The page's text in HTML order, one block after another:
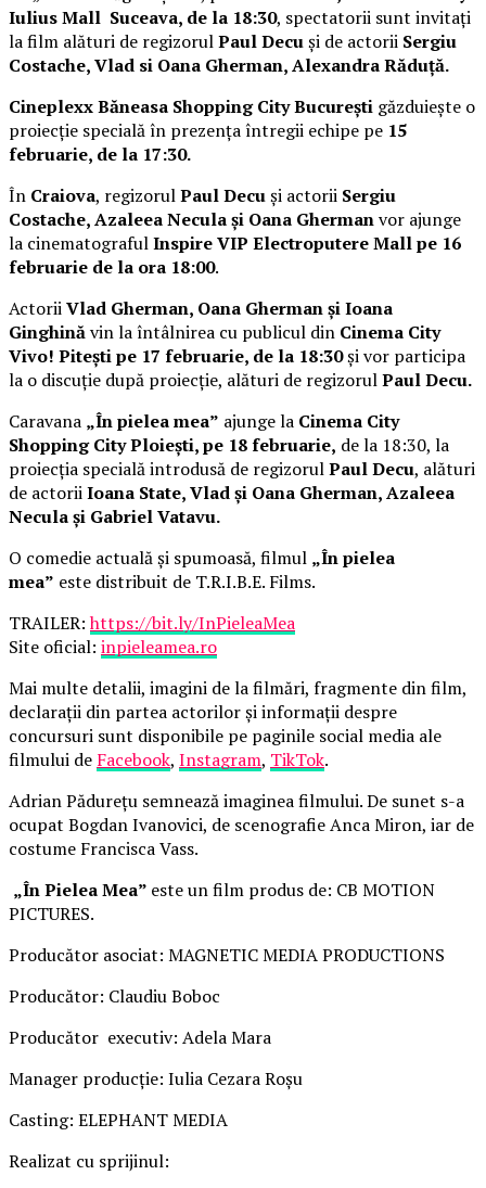
Iulius Mall Suceava, de la 18:30, spectatorii sunt invitați
la film alături de regizorulPaul Decuși de actorii Sergiu
Costache, Vlad si Oana Gherman, Alexandra Răduță.
Cineplexx Băneasa Shopping City București găzduiește o
proiecție specială în prezența întregii echipe pe 15
februarie, de la 17:30.
În Craiova, regizorulPaul Decuși actorii Sergiu
Costache, Azaleea Necula și Oana Ghermanvor ajunge
la cinematografulInspire VIP Electroputere Mall pe 16
februarie de la ora 18:00.
ActoriiVlad Gherman, Oana Gherman și Ioana
Ginghinăvin la întâlnirea cu publicul din Cinema City
Vivo! Pitești pe 17 februarie, de la 18:30și vor participa
la o discuție după proiecție, alături de regizorulPaul Decu.
Caravana „În pielea mea” ajunge la Cinema City
Shopping City Ploiești, pe 18 februarie, de la 18:30, la
proiecția specială introdusă de regizorulPaul Decu, alături
de actoriiIoana State, Vlad și Oana Gherman, Azaleea
Necula și Gabriel Vatavu.
O comedie actuală și spumoasă, filmul „În pielea
mea” este distribuit de T.R.I.B.E. Films.
TRAILER:https://bit.ly/InPieleaMea
Site oficial: inpieleamea.ro
Mai multe detalii, imagini de la filmări, fragmente din film,
declarații din partea actorilor și informații despre
concursuri sunt disponibile pe paginile social media ale
filmului de Facebook, Instagram, TikTok.
Adrian Pădurețu semnează imaginea filmului. De sunet s-a
ocupat Bogdan Ivanovici, de scenografie Anca Miron, iar de
costume Francisca Vass.
„În Pielea Mea” este un film produs de: CB MOTION
PICTURES.
Producător asociat: MAGNETIC MEDIA PRODUCTIONS
Producător: Claudiu Boboc
Producător executiv: Adela Mara
Manager producție: Iulia Cezara Roșu
Casting: ELEPHANT MEDIA
Realizat cu sprijinul: